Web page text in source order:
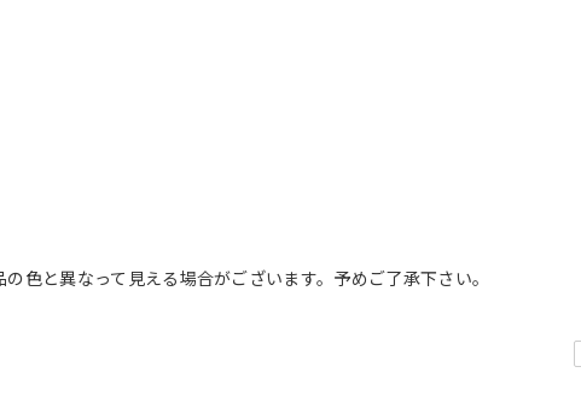
色と異なって見える場合がございます。予めご了承下さい。